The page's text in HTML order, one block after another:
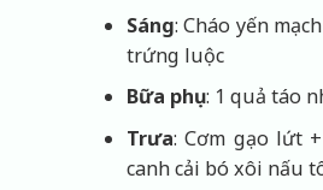
Sáng: Cháo yến
trứng luộc
Bữa phụ: 1 quả táo
Trưa: Cơm gạo lứt
canh cải bó xôi nấu